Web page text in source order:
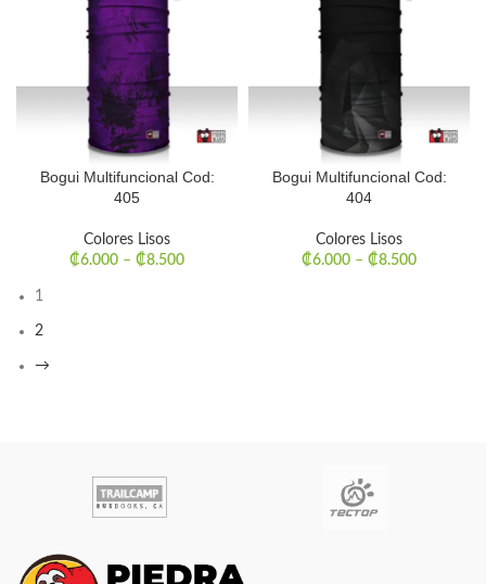
Bogui Multifuncional Cod:
405
Colores Lisos
₡6.000 – ₡8.500
Bogui Multifuncional Cod:
404
Colores Lisos
₡6.000 – ₡8.500
1
2
→